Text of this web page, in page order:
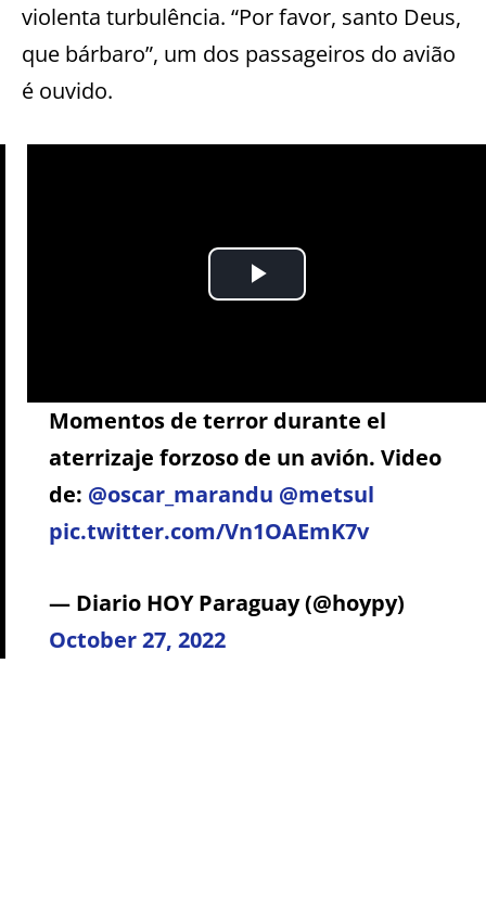
violenta turbulência. “Por favor, santo Deus,
que bárbaro”, um dos passageiros do avião
é ouvido.
Momentos de terror durante el
aterrizaje forzoso de un avión. Video
de: @oscar_marandu @metsul
pic.twitter.com/Vn1OAEmK7v
— Diario HOY Paraguay (@hoypy)
October 27, 2022